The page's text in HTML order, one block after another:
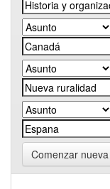
Comenzar